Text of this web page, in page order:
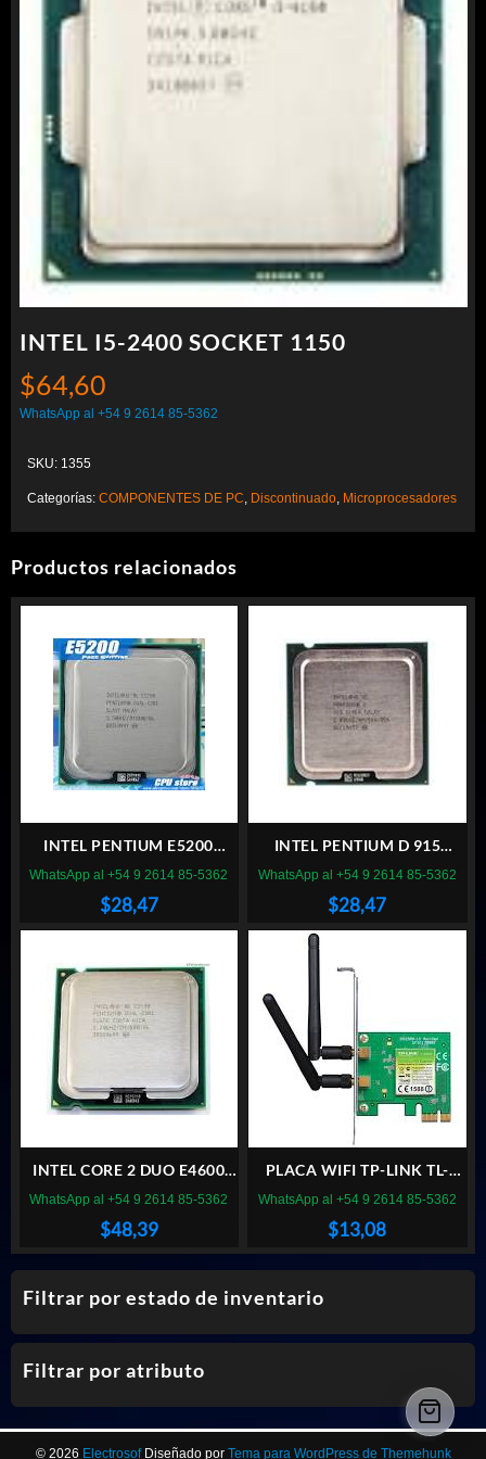
Filtrar por estado de inventario
Filtrar por atributo
INTEL I5-2400 SOCKET 1150
$64,60
WhatsApp al +54 9 2614 85-5362
SKU: 1355
Categorías: COMPONENTES DE PC Discontinuado Microprocesadores
Productos relacionados
INTEL PENTIUM E5200
SOCKET 775
$28,47
WhatsApp al +54 9 2614 85-5362
INTEL PENTIUM D 915
SOCKET 775
$28,47
WhatsApp al +54 9 2614 85-5362
INTEL CORE 2 DUO E4600
SOCKET LGA 775
$48,39
WhatsApp al +54 9 2614 85-5362
PLACA WIFI TP-LINK TL-
WN881ND PCI EXPRESS
$13,08
WhatsApp al +54 9 2614 85-5362
© 2026 Electrosof Diseñado por Tema para WordPress de Themehunk